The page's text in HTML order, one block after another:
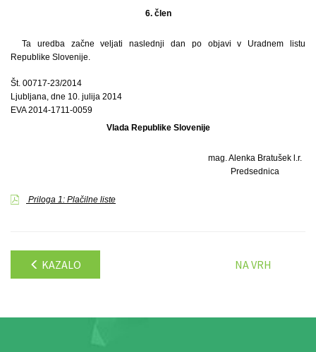
6. člen
Ta uredba začne veljati naslednji dan po objavi v Uradnem listu
Republike Slovenije.
Št. 00717-23/2014
Ljubljana, dne 10. julija 2014
EVA 2014-1711-0059
Vlada Republike Slovenije
mag. Alenka Bratušek l.r.
Predsednica
Priloga 1: Plačilne liste
KAZALO NA VRH